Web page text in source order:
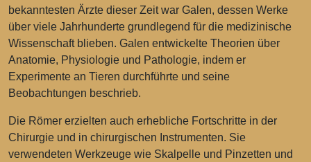
bekanntesten Ärzte dieser Zeit war Galen, dessen Werke
über viele Jahrhunderte grundlegend für die medizinische
Wissenschaft blieben. Galen entwickelte Theorien über
Anatomie, Physiologie und Pathologie, indem er
Experimente an Tieren durchführte und seine
Beobachtungen beschrieb.
Die Römer erzielten auch erhebliche Fortschritte in der
Chirurgie und in chirurgischen Instrumenten. Sie
verwendeten Werkzeuge wie Skalpelle und Pinzetten und